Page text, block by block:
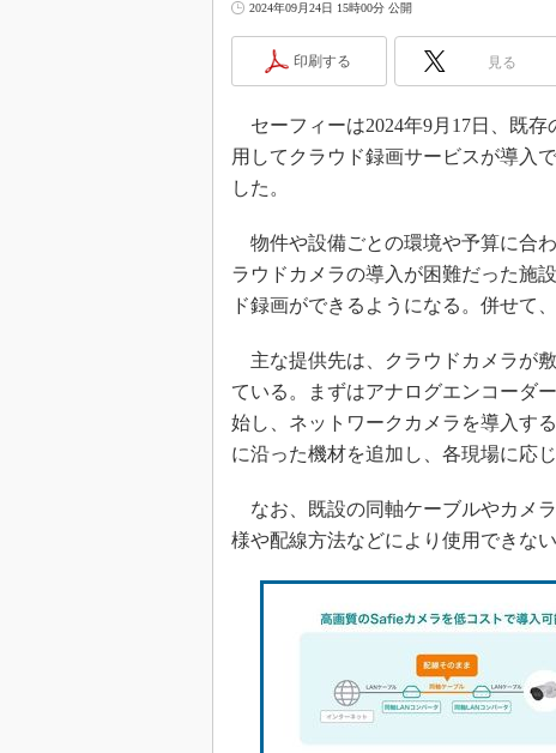
2024年09月24日 15時00分 公開
印刷する 見る
セーフィーは2024年9月17日、既
用してクラウド録画サービスが導入
した。
物件や設備ごとの環境や予算に合
ラウドカメラの導入が困難だった施
ド録画ができるようになる。併せて
主な提供先は、クラウドカメラが
ている。まずはアナログエンコーダ
始し、ネットワークカメラを導入す
に沿った機材を追加し、各現場に応
なお、既設の同軸ケーブルやカメ
様や配線方法などにより使用できない